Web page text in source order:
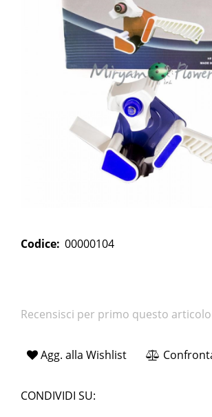
Codice: 00000104
Recensisci per primo questo articolo
Agg. alla Wishlist
CONDIVIDI SU: